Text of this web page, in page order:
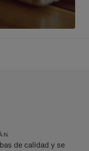
de calidad y se